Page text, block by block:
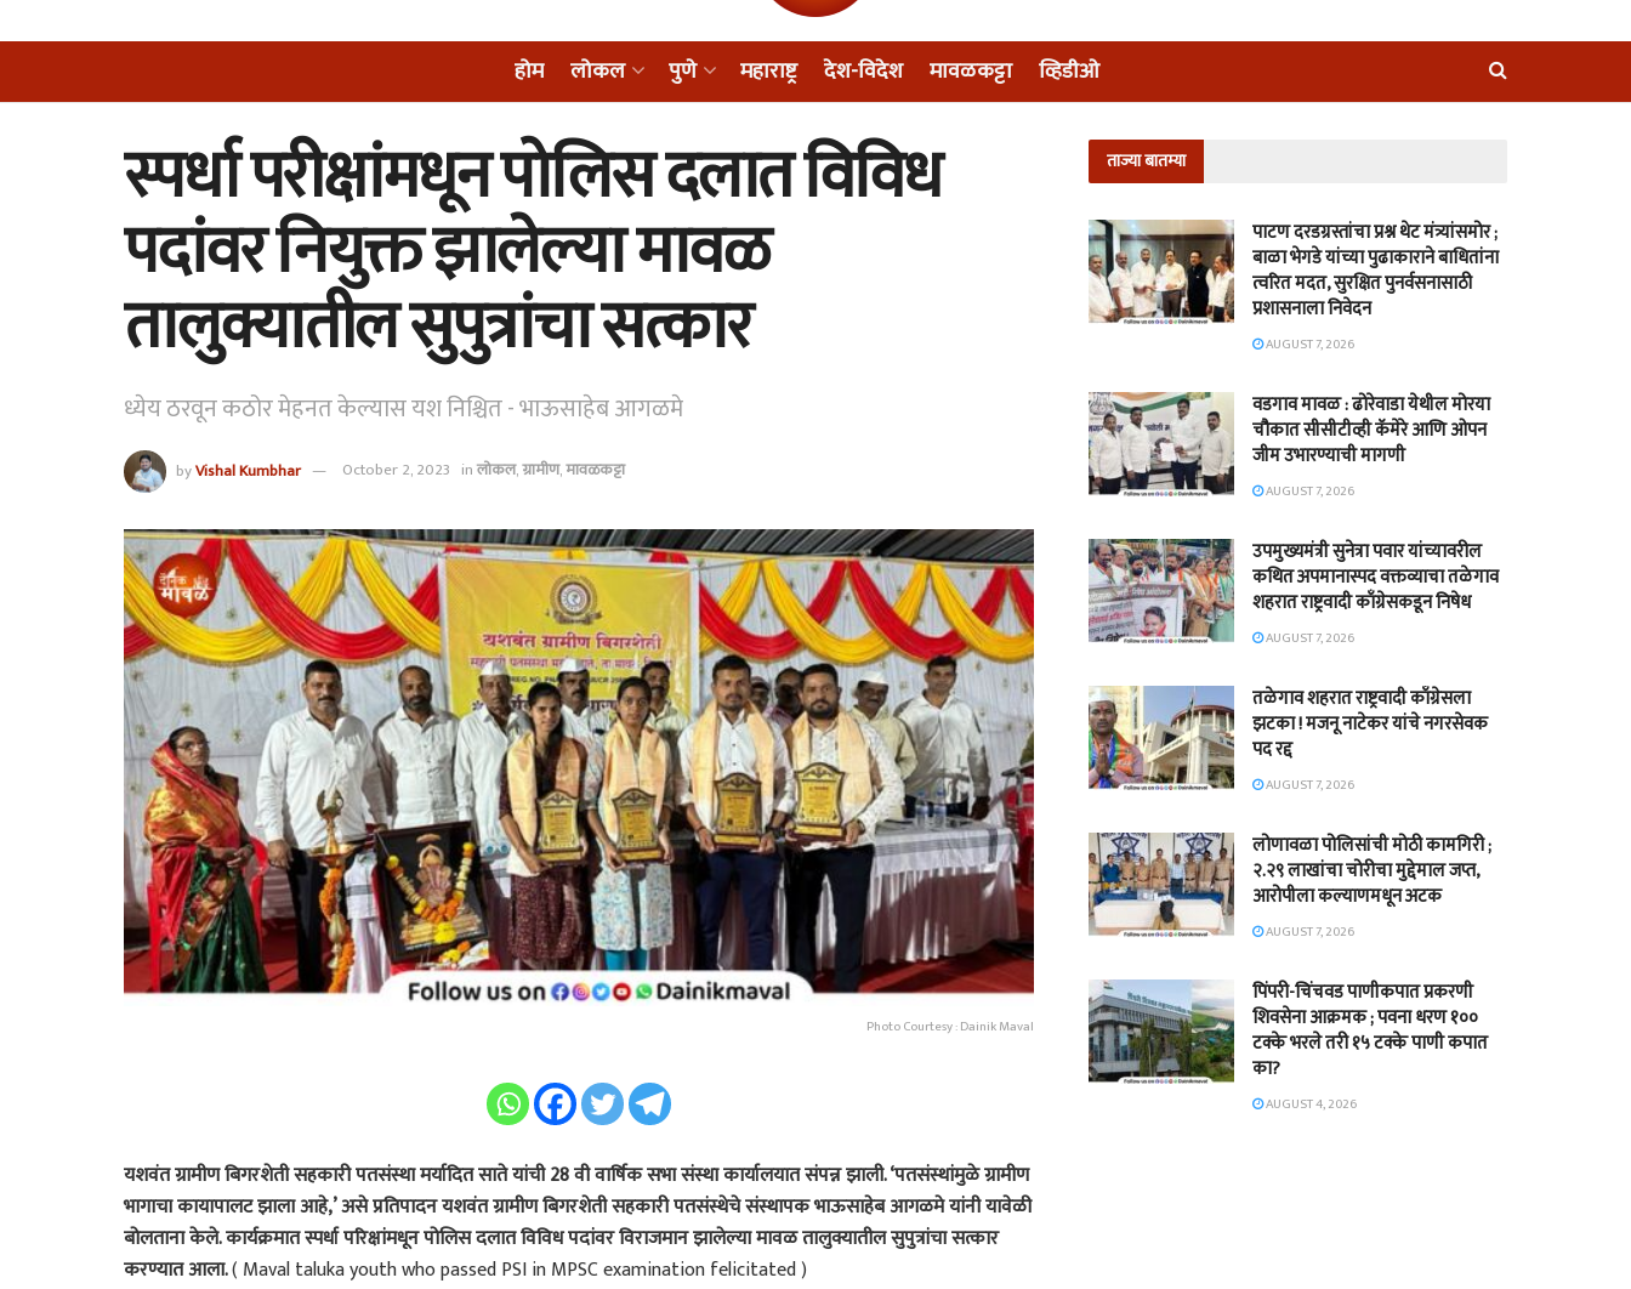
होम लोकल पुणे महाराष्ट्र देश-विदेश मावळकट्टा व्हिडीओ
स्पर्धा परीक्षांमधून पोलिस दलात विविध
पदांवर नियुक्त झालेल्या मावळ
तालुक्यातील सुपुत्रांचा सत्कार
ध्येय ठरवून कठोर मेहनत केल्यास यश निश्चित - भाऊसाहेब आगळमे
byVishal Kumbhar October 2, 2023 inलोकल,ग्रामीण,मावळकट्टा
Photo Courtesy : Dainik Maval
यशवंत ग्रामीण बिगरशेती सहकारी पतसंस्था मर्यादित साते यांची 28 वी वार्षिक सभा संस्था कार्यालयात संपन्न झाली. ‘पतसंस्थांमुळे ग्रामीण
भागाचा कायापालट झाला आहे,’ असे प्रतिपादन यशवंत ग्रामीण बिगरशेती सहकारी पतसंस्थेचे संस्थापक भाऊसाहेब आगळमे यांनी यावेळी
बोलताना केले. कार्यक्रमात स्पर्धा परिक्षांमधून पोलिस दलात विविध पदांवर विराजमान झालेल्या मावळ तालुक्यातील सुपुत्रांचा सत्कार
करण्यात आला.( Maval taluka youth who passed PSI in MPSC examination felicitated )
ताज्या बातम्या
पाटण दरडग्रस्तांचा प्रश्न थेट मंत्र्यांसमोर ;
बाळा भेगडे यांच्या पुढाकाराने बाधितांना
त्वरित मदत, सुरक्षित पुनर्वसनासाठी
प्रशासनाला निवेदन
AUGUST 7, 2026
वडगाव मावळ : ढोरेवाडा येथील मोरया
चौकात सीसीटीव्ही कॅमेरे आणि ओपन
जीम उभारण्याची मागणी
AUGUST 7, 2026
उपमुख्यमंत्री सुनेत्रा पवार यांच्यावरील
कथित अपमानास्पद वक्तव्याचा तळेगाव
शहरात राष्ट्रवादी काँग्रेसकडून निषेध
AUGUST 7, 2026
तळेगाव शहरात राष्ट्रवादी काँग्रेसला
झटका ! मजनू नाटेकर यांचे नगरसेवक
पद रद्द
AUGUST 7, 2026
लोणावळा पोलिसांची मोठी कामगिरी ;
२.२९ लाखांचा चोरीचा मुद्देमाल जप्त,
आरोपीला कल्याणमधून अटक
AUGUST 7, 2026
पिंपरी-चिंचवड पाणीकपात प्रकरणी
शिवसेना आक्रमक ; पवना धरण १००
टक्के भरले तरी १५ टक्के पाणी कपात
का?
AUGUST 4, 2026